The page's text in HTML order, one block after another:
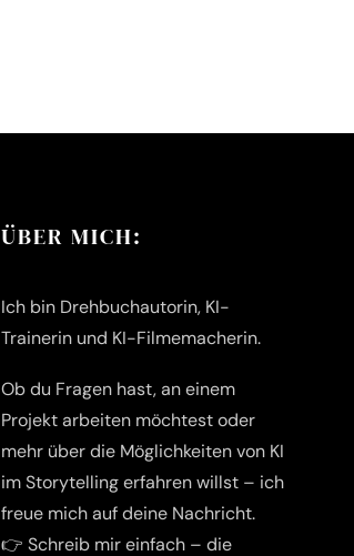
ÜBER MICH:
Ich bin Drehbuchautorin, KI-
Trainerin und KI-Filmemacherin.
Ob du Fragen hast, an einem
Projekt arbeiten möchtest oder
mehr über die Möglichkeiten von KI
im Storytelling erfahren willst – ich
freue mich auf deine Nachricht.
👉 Schreib mir einfach – die